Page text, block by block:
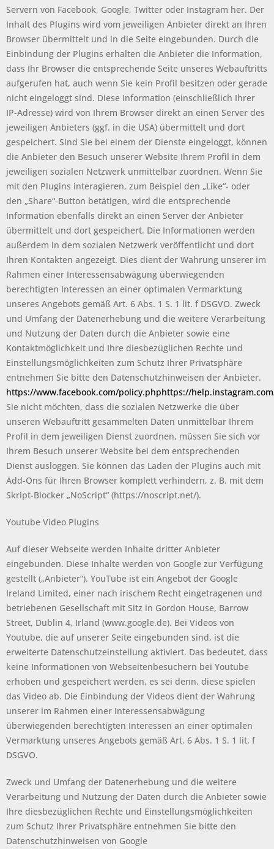
Servern von Facebook, Google, Twitter oder Instagram her. Der
Inhalt des Plugins wird vom jeweiligen Anbieter direkt an Ihren
Browser übermittelt und in die Seite eingebunden. Durch die
Einbindung der Plugins erhalten die Anbieter die Information,
dass Ihr Browser die entsprechende Seite unseres Webauftritts
aufgerufen hat, auch wenn Sie kein Profil besitzen oder gerade
nicht eingeloggt sind. Diese Information (einschließlich Ihrer
IP-Adresse) wird von Ihrem Browser direkt an einen Server des
jeweiligen Anbieters (ggf. in die USA) übermittelt und dort
gespeichert. Sind Sie bei einem der Dienste eingeloggt, können
die Anbieter den Besuch unserer Website Ihrem Profil in dem
jeweiligen sozialen Netzwerk unmittelbar zuordnen. Wenn Sie
mit den Plugins interagieren, zum Beispiel den „Like“- oder
den „Share“-Button betätigen, wird die entsprechende
Information ebenfalls direkt an einen Server der Anbieter
übermittelt und dort gespeichert. Die Informationen werden
außerdem in dem sozialen Netzwerk veröffentlicht und dort
Ihren Kontakten angezeigt. Dies dient der Wahrung unserer im
Rahmen einer Interessensabwägung überwiegenden
berechtigten Interessen an einer optimalen Vermarktung
unseres Angebots gemäß Art. 6 Abs. 1 S. 1 lit. f DSGVO. Zweck
und Umfang der Datenerhebung und die weitere Verarbeitung
und Nutzung der Daten durch die Anbieter sowie eine
Kontaktmöglichkeit und Ihre diesbezüglichen Rechte und
Einstellungsmöglichkeiten zum Schutz Ihrer Privatsphäre
entnehmen Sie bitte den Datenschutzhinweisen der Anbieter.
https://www.facebook.com/policy.phphttps://
Sie nicht möchten, dass die sozialen Netzwerke die über
unseren Webauftritt gesammelten Daten unmittelbar Ihrem
Profil in dem jeweiligen Dienst zuordnen, müssen Sie sich vor
Ihrem Besuch unserer Website bei dem entsprechenden
Dienst ausloggen. Sie können das Laden der Plugins auch mit
Add-Ons für Ihren Browser komplett verhindern, z. B. mit dem
Skript-Blocker „NoScript“ (https://noscript.net/).
Youtube Video Plugins
Auf dieser Webseite werden Inhalte dritter Anbieter
eingebunden. Diese Inhalte werden von Google zur Verfügung
gestellt („Anbieter“). YouTube ist ein Angebot der Google
Ireland Limited, einer nach irischem Recht eingetragenen und
betriebenen Gesellschaft mit Sitz in Gordon House, Barrow
Street, Dublin 4, Irland (www.google.de). Bei Videos von
Youtube, die auf unserer Seite eingebunden sind, ist die
erweiterte Datenschutzeinstellung aktiviert. Das bedeutet, dass
keine Informationen von Webseitenbesuchern bei Youtube
erhoben und gespeichert werden, es sei denn, diese spielen
das Video ab. Die Einbindung der Videos dient der Wahrung
unserer im Rahmen einer Interessensabwägung
überwiegenden berechtigten Interessen an einer optimalen
Vermarktung unseres Angebots gemäß Art. 6 Abs. 1 S. 1 lit. f
DSGVO.
Zweck und Umfang der Datenerhebung und die weitere
Verarbeitung und Nutzung der Daten durch die Anbieter sowie
Ihre diesbezüglichen Rechte und Einstellungsmöglichkeiten
zum Schutz Ihrer Privatsphäre entnehmen Sie bitte den
Datenschutzhinweisen von Google